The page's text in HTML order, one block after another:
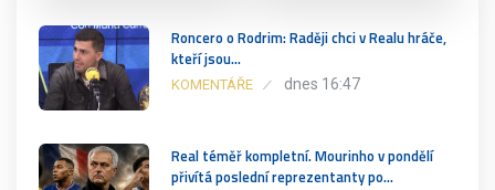
Roncero o Rodrim: Raději chci v Realu hráče,
kteří jsou…
KOMENTÁŘE dnes 16:47
Real téměř kompletní. Mourinho v pondělí
přivítá poslední reprezentanty po…